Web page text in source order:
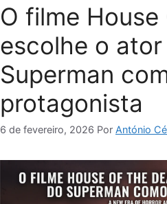
O filme
escolhe o
Superman
protagonista
6 de fevereiro, 2026 Por António